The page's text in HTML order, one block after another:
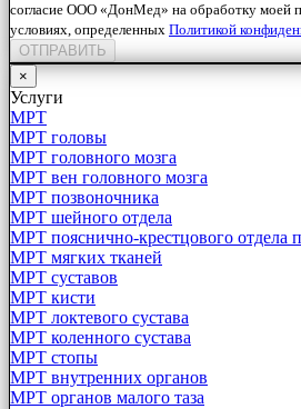
согласие ООО «ДонМед» на обработку моей
условиях, определенных Политикой
ОТПРАВИТЬ
×
Услуги
МРТ
МРТ головы
МРТ головного мозга
МРТ вен головного мозга
МРТ позвоночника
МРТ шейного отдела
МРТ пояснично-крестцового отдела
МРТ мягких тканей
МРТ суставов
МРТ кисти
МРТ локтевого сустава
МРТ коленного сустава
МРТ стопы
МРТ внутренних органов
МРТ органов малого таза